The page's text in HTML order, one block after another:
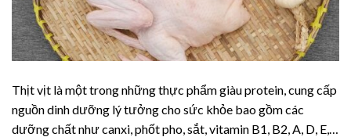
Thịt vịt là một trong những thực phẩm giàu protein, cung cấp
nguồn dinh dưỡng lý tưởng cho sức khỏe bao gồm các
dưỡng chất như canxi, phốt pho, sắt, vitamin B1, B2, A, D, E,…